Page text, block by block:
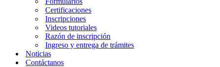
Certificaciones
Inscripciones
Videos tutoriales
Razón de inscripción
Ingreso y entrega de trámites
Noticias
Contáctanos